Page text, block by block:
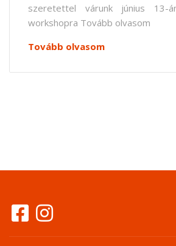
szeretettel várunk június
workshopra Tovább olvasom
Tovább olvasom